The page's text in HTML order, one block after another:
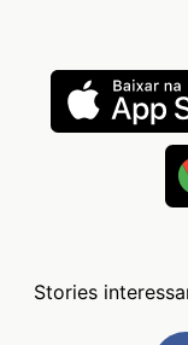
Stories